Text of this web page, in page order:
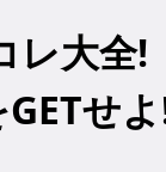
大全!
せ